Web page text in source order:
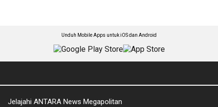
Unduh Mobile Apps untuk iOS dan Android
Jelajahi ANTARA News Megapolitan